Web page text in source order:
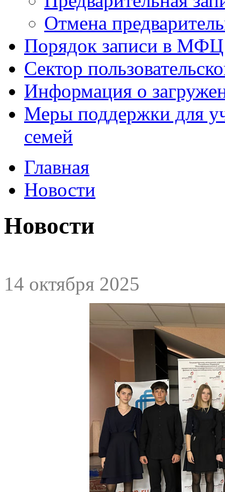
Отмена
Порядок записи в МФЦ
Сектор
Информация о
Меры поддержки для
семей
Главная
Новости
Новости
14 октября 2025